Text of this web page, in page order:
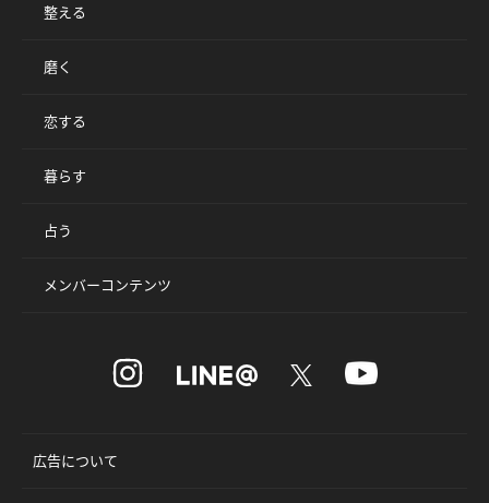
整える
磨く
恋する
暮らす
占う
メンバーコンテンツ
広告について